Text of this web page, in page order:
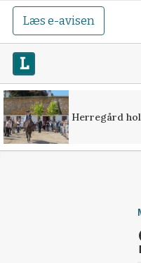
Læs e-avisen
Herregård